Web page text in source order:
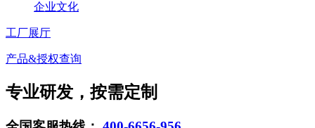
企业文化
工厂展厅
产品&授权查询
专业研发，按需定制